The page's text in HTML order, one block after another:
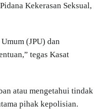
Kekerasan Seksual,
(JPU) dan
tegas Kasat
atau mengetahui tindak
pihak kepolisian.